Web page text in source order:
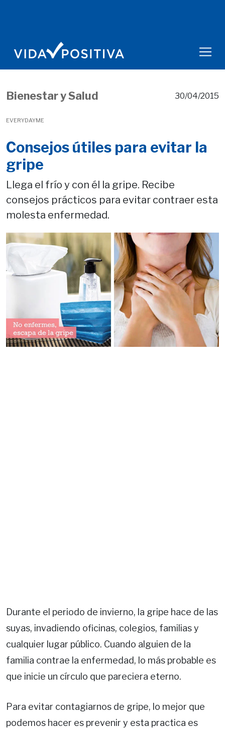
Bienestar y Salud
EVERYDAYME
30/04/2015
Consejos útiles para evitar la
gripe
Llega el frío y con él la gripe. Recibe
consejos prácticos para evitar contraer esta
molesta enfermedad.
Durante el periodo de invierno, la gripe hace de las
suyas, invadiendo oficinas, colegios, familias y
cualquier lugar público. Cuando alguien de la
familia contrae la enfermedad, lo más probable es
que inicie un círculo que pareciera eterno.
Para evitar contagiarnos de gripe, lo mejor que
podemos hacer es prevenir y esta practica es